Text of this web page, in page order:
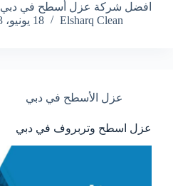
افضل شركة عزل أسطح في دبي
Elsharq Clean
18 يونيو، 2023
عزل الأسطح في دبي
عزل اسطح وتربروف في دبي